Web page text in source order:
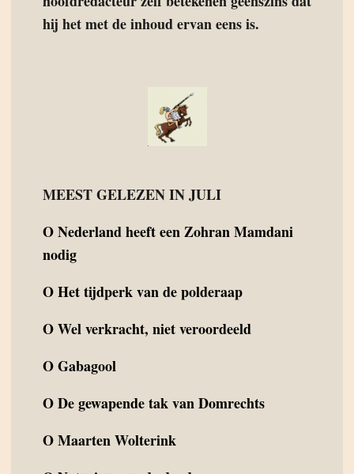
hij het met de inhoud ervan eens is.
MEEST GELEZEN IN JULI
ONederland heeft een Zohran Mamdani
nodig
OHet tijdperk van de polderaap
OWel verkracht, niet veroordeeld
OGabagool
ODe gewapende tak van Domrechts
OMaarten Wolterink